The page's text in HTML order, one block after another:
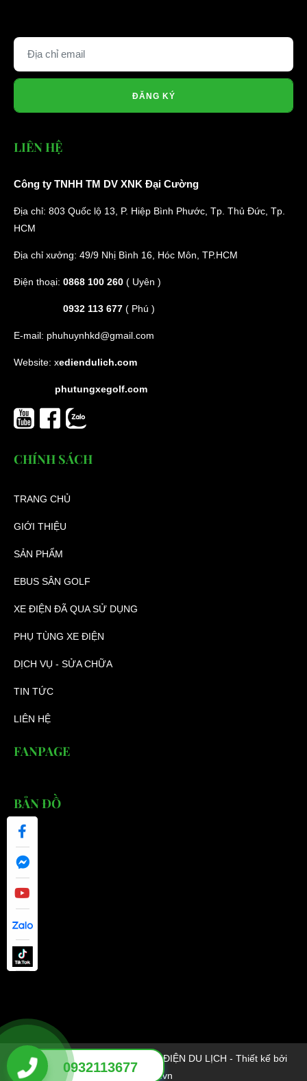
ĐĂNG KÝ
LIÊN HỆ
Công ty TNHH TM DV XNK Đại Cường
Địa chỉ: 803 Quốc lộ 13, P. Hiệp Bình Phước, Tp. Thủ Đức, Tp.
HCM
Địa chỉ xưởng: 49/9 Nhị Bình 16, Hóc Môn, TP.HCM
Điện thoại: 0868 100 260 ( Uyên )
0932 113 677 ( Phú )
E-mail: phuhuynhkd@gmail.com
Website: xediendulich.com
phutungxegolf.com
CHÍNH SÁCH
TRANG CHỦ
GIỚI THIỆU
SẢN PHẨM
EBUS SÂN GOLF
XE ĐIỆN ĐÃ QUA SỬ DỤNG
PHỤ TÙNG XE ĐIỆN
DỊCH VỤ - SỬA CHỮA
TIN TỨC
LIÊN HỆ
FANPAGE
BẢN ĐỒ
© 2026 EBUS ĐẠI CƯỜNG - XE ĐIỆN DU LỊCH - Thiết kế bởi
sikido.vn
0932113677